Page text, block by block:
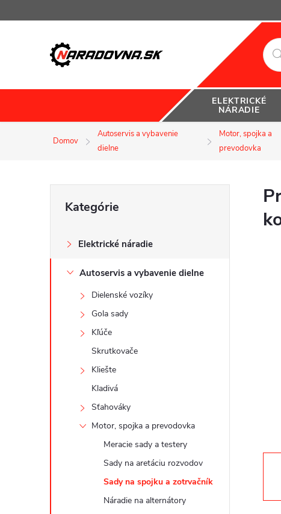
na
ELEKTRICKÉ
NÁRADIE
Domov
Autoservis a vybavenie
dielne
Motor, spojka a
prevodovka
č
kategórie
Kategórie
Elektrické náradie
Autoservis a vybavenie dielne
Dielenské vozíky
Gola sady
Kľúče
Skrutkovače
Kliešte
Kladivá
Sťahováky
Motor, spojka a prevodovka
Meracie sady a testery
Sady na aretáciu rozvodov
Sady na spojku a zotrvačník
Náradie na alternátory